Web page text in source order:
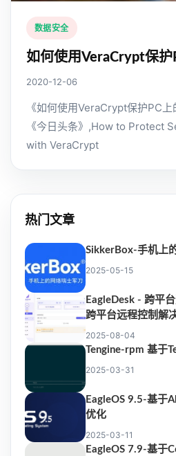
数据安全
如何使用VeraCrypt保
2020-12-06
《如何使用VeraCrypt保护PC
《今日头条》,How to Protect
with VeraCrypt
热门文章
SikkerBox-手机上
2025-05-15
EagleDesk - 跨平
跨平台远程控制解
2025-08-04
Tengine-rpm 基于
2025-03-31
EagleOS 9.5-基于
优化
2025-03-11
EagleOS 7.9-基于